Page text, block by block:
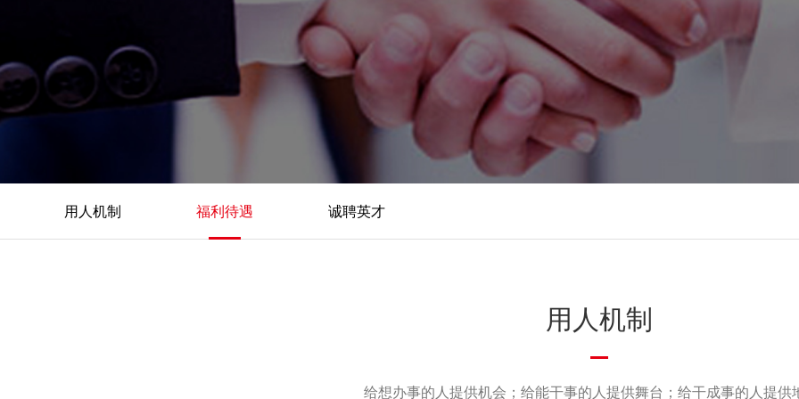
用人机制 福利待遇 诚聘英才
用人机制
给想办事的人提供机会；给能干事的人提供舞台；给干成事的人提供